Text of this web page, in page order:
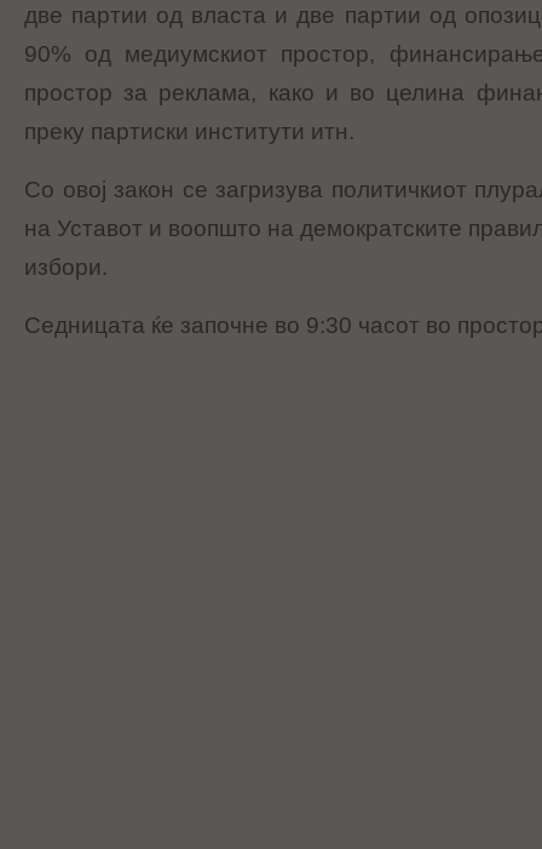
две партии од власта и две партии од
90% од медиумскиот простор,
простор за реклама, како и во целина
преку партиски институти итн.
Со овој закон се загризува политичкиот
на Уставот и воопшто на демократските
избори.
Седницата ќе започне во 9:30 часот во